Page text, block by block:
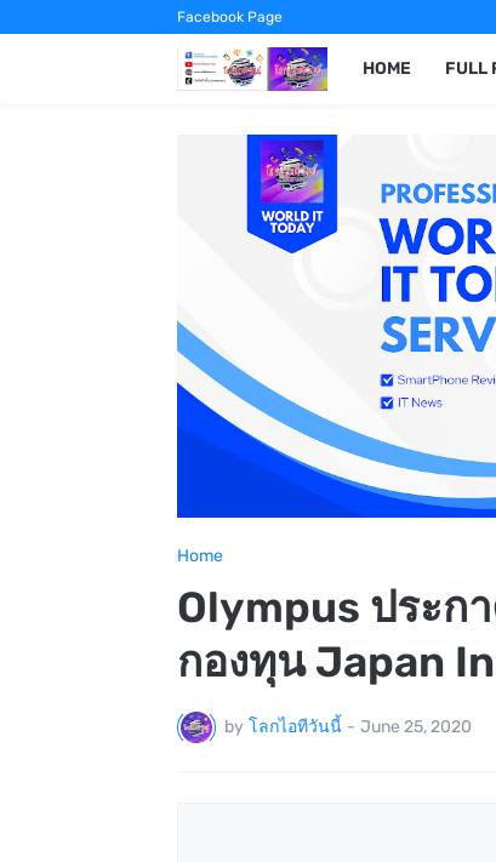
Facebook Page
HOME FULL
Home
Olympus ประก
กองทุน Japan
by โลกไอทีวันนี้ - June 25, 2020